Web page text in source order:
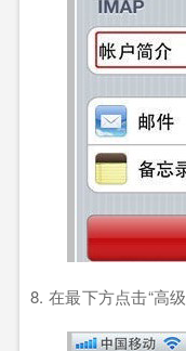
8. 在最下方点击“高级